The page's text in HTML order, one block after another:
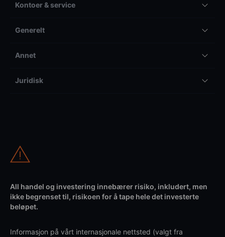
Kontoer & service
Generelt
Annet
Juridisk
All handel og investering innebærer risiko, inkludert, men
ikke begrenset til, risikoen for å tape hele det investerte
beløpet.
Informasjon på vårt internasjonale nettsted (valgt fra